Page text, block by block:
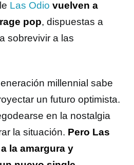
Las Odio vuelven a
pop, dispuestas a
sobrevivir a las
millennial sabe
un futuro optimista.
en la nostalgia
la situación. Pero Las
la amargura y